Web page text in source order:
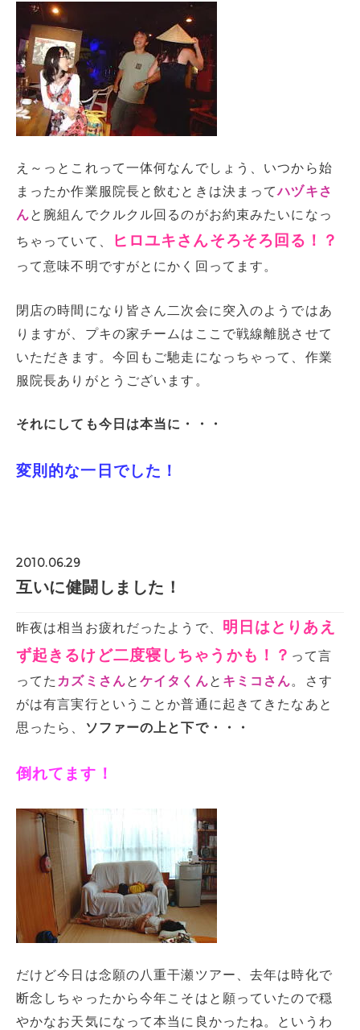
え～っとこれって一体何なんでしょう、いつから始
まったか作業服院長と飲むときは決まってハヅキさ
んと腕組んでクルクル回るのがお約束みたいになっ
ちゃっていて、
ヒロユキさんそろそろ回る！？
って意味不明ですがとにかく回ってます。
閉店の時間になり皆さん二次会に突入のようではあ
りますが、プキの家チームはここで戦線離脱させて
いただきます。今回もご馳走になっちゃって、作業
服院長ありがとうございます。
それにしても今日は本当に・・・
変則的な一日でした！
2010.06.29
互いに健闘しました！
昨夜は相当お疲れだったようで、 明日はとりあえ
ず起きるけど二度寝しちゃうかも！？ って言
ってた カズミさんとケイタくんと キミコさん。さす
がは有言実行ということか普通に起きてきたなあと
思ったら、
ソファーの上と下で・・・
倒れてます！
だけど今日は念願の八重干瀬ツアー、去年は時化で
断念しちゃったから今年こそはと願っていたので穏
やかなお天気になって本当に良かったね。というわ